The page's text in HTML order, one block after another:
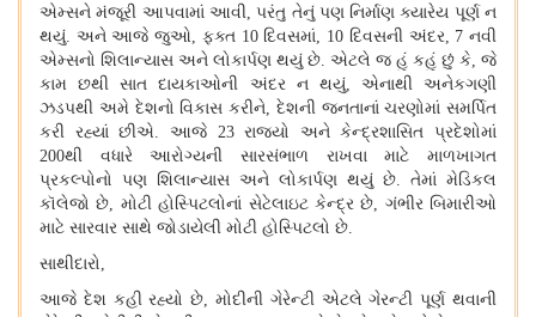
એમ્સને મંજૂરી આપવામાં આવી, પરંતુ તેનું પણ નિર્માણ ક્યારેય પૂર્ણ ન
થયું. અને આજે જુઓ, ફક્ત 10 દિવસમાં, 10 દિવસની અંદર, 7 નવી
એમ્સનો શિલાન્યાસ અને લોકાર્પણ થયું છે. એટલે જ હું કહું છું કે, જે
કામ છથી સાત દાયકાઓની અંદર ન થયું, એનાથી અનેકગણી
ઝડપથી અમે દેશનો વિકાસ કરીને, દેશની જનતાનાં ચરણોમાં સમર્પિત
કરી રહ્યાં છીએ. આજે 23 રાજ્યો અને કેન્દ્રશાસિત પ્રદેશોમાં
200થી વધારે આરોગ્યની સારસંભાળ રાખવા માટે માળખાગત
પ્રકલ્પોનો પણ શિલાન્યાસ અને લોકાર્પણ થયું છે. તેમાં મેડિકલ
કૉલેજો છે, મોટી હોસ્પિટલોનાં સેટેલાઇટ કેન્દ્ર છે, ગંભીર બિમારીઓ
માટે સારવાર સાથે જોડાયેલી મોટી હોસ્પિટલો છે.
સાથીદારો,
આજે દેશ કહી રહ્યો છે, મોદીની ગેરેન્ટી એટલે ગેરન્ટી પૂર્ણ થવાની